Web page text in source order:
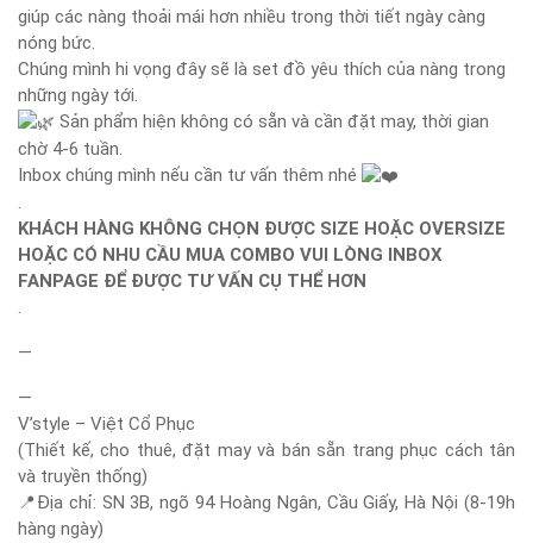
giúp các nàng thoải mái hơn nhiều trong thời tiết ngày càng
nóng bức.
Chúng mình hi vọng đây sẽ là set đồ yêu thích của nàng trong
những ngày tới.
Sản phẩm hiện không có sẵn và cần đặt may, thời gian
chờ 4-6 tuần.
Inbox chúng mình nếu cần tư vấn thêm nhé
.
KHÁCH HÀNG KHÔNG CHỌN ĐƯỢC SIZE HOẶC OVERSIZE
HOẶC CÓ NHU CẦU MUA COMBO VUI LÒNG INBOX
FANPAGE ĐỂ ĐƯỢC TƯ VẤN CỤ THỂ HƠN
.
—
—
V’style – Việt Cổ Phục
(Thiết kế, cho thuê, đặt may và bán sẵn trang phục cách tân
và truyền thống)
📍 Địa chỉ: SN 3B, ngõ 94 Hoàng Ngân, Cầu Giấy, Hà Nội (8-19h
hàng ngày)